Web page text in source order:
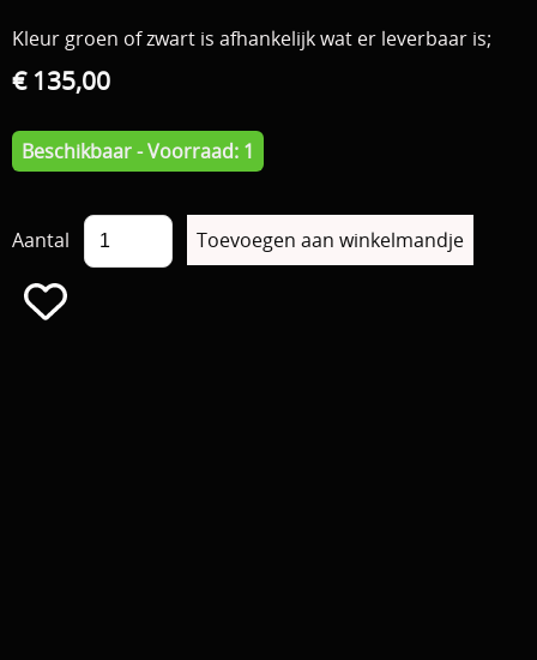
Kleur groen of zwart is afhankelijk wat er leverbaar is;
€ 135,00
Beschikbaar - Voorraad: 1
Aantal